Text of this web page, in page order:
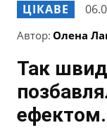
ЦІКАВЕ
Автор: Олена
Так